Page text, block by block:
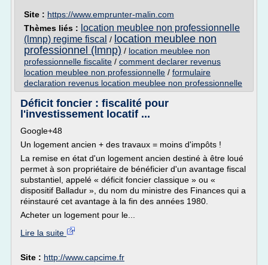
Site : https://www.emprunter-malin.com
Thèmes liés : location meublee non professionnelle
(lmnp) regime fiscal / location meublee non
professionnel (lmnp) / location meublee non
professionnelle fiscalite / comment declarer revenus
location meublee non professionnelle / formulaire
declaration revenus location meublee non professionnelle
Déficit foncier : fiscalité pour
l'investissement locatif ...
Google+48
Un logement ancien + des travaux = moins d'impôts !
La remise en état d'un logement ancien destiné à être loué
permet à son propriétaire de bénéficier d'un avantage fiscal
substantiel, appelé « déficit foncier classique » ou «
dispositif Balladur », du nom du ministre des Finances qui a
réinstauré cet avantage à la fin des années 1980.
Acheter un logement pour le...
Lire la suite
Site : http://www.capcime.fr